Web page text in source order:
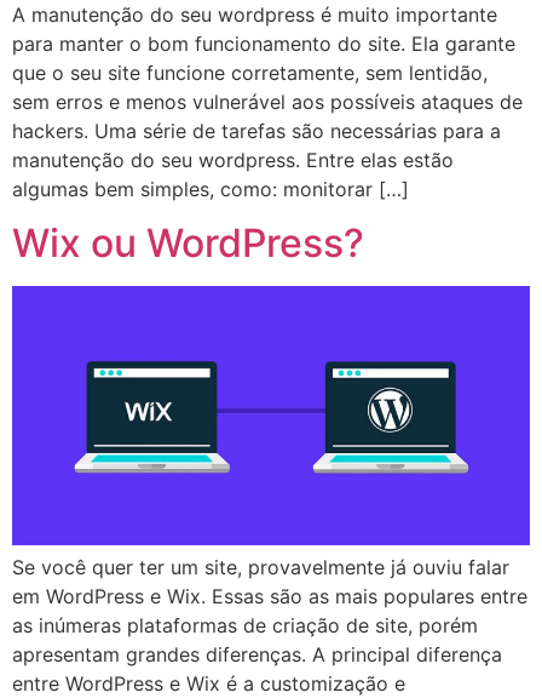
A manutenção do seu wordpress é muito importante
para manter o bom funcionamento do site. Ela garante
que o seu site funcione corretamente, sem lentidão,
sem erros e menos vulnerável aos possíveis ataques de
hackers. Uma série de tarefas são necessárias para a
manutenção do seu wordpress. Entre elas estão
algumas bem simples, como: monitorar […]
Wix ou WordPress?
Se você quer ter um site, provavelmente já ouviu falar
em WordPress e Wix. Essas são as mais populares entre
as inúmeras plataformas de criação de site, porém
apresentam grandes diferenças. A principal diferença
entre WordPress e Wix é a customização e